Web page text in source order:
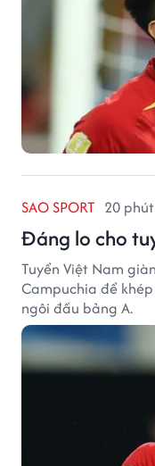
SAO SPORT 20
Đáng lo cho
Tuyển Việt Nam
Campuchia để
ngôi đầu bảng A.